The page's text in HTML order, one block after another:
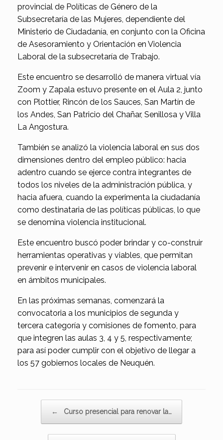
provincial de Políticas de Género de la
Subsecretaría de las Mujeres, dependiente del
Ministerio de Ciudadanía, en conjunto con la Oficina
de Asesoramiento y Orientación en Violencia
Laboral de la subsecretaría de Trabajo.
Este encuentro se desarrolló de manera virtual vía
Zoom y Zapala estuvo presente en el Aula 2, junto
con Plottier, Rincón de los Sauces, San Martín de
los Andes, San Patricio del Chañar, Senillosa y Villa
La Angostura.
También se analizó la violencia laboral en sus dos
dimensiones dentro del empleo público: hacia
adentro cuando se ejerce contra integrantes de
todos los niveles de la administración pública, y
hacia afuera, cuando la experimenta la ciudadanía
como destinataria de las políticas públicas, lo que
se denomina violencia institucional.
Este encuentro buscó poder brindar y co-construir
herramientas operativas y viables, que permitan
prevenir e intervenir en casos de violencia laboral
en ámbitos municipales.
En las próximas semanas, comenzará la
convocatoria a los municipios de segunda y
tercera categoría y comisiones de fomento, para
que integren las aulas 3, 4 y 5, respectivamente;
para así poder cumplir con el objetivo de llegar a
los 57 gobiernos locales de Neuquén.
← Curso presencial para renovar la…